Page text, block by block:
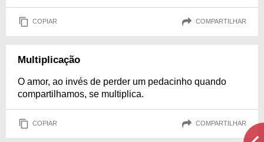
COPIAR COMPARTILHAR
Multiplicação
O amor, ao invés de perder um pedacinho quando
compartilhamos, se multiplica.
COPIAR COMPARTILHAR